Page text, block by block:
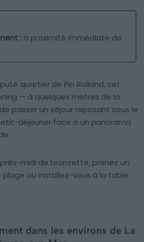
: à proximité immédiate de
quartier de Pin Rolland, cet
— à quelques mètres de la
passer un séjour reposant sous le
déjeuner face à un panorama
midi de bronzette, prenez un
plage ou installez-vous à la table
dans les environs de La